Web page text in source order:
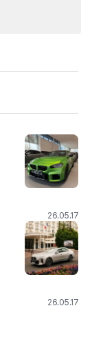
26.05.17
26.05.17